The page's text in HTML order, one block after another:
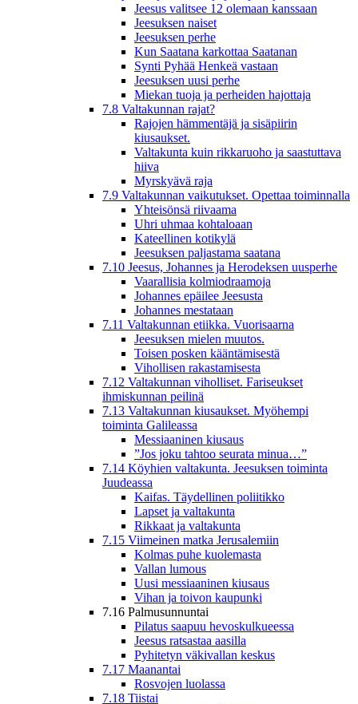
Jeesus valitsee 12 olemaan kanssaan
Jeesuksen naiset
Jeesuksen perhe
Kun Saatana karkottaa Saatanan
Synti Pyhää Henkeä vastaan
Jeesuksen uusi perhe
Miekan tuoja ja perheiden hajottaja
7.8 Valtakunnan rajat?
Rajojen hämmentäjä ja sisäpiirin
kiusaukset.
Valtakunta kuin rikkaruoho ja saastuttava
hiiva
Myrskyävä raja
7.9 Valtakunnan vaikutukset. Opettaa toiminnalla
Yhteisönsä riivaama
Uhri uhmaa kohtaloaan
Kateellinen kotikylä
Jeesuksen paljastama saatana
7.10 Jeesus, Johannes ja Herodeksen uusperhe
Vaarallisia kolmiodraamoja
Johannes epäilee Jeesusta
Johannes mestataan
7.11 Valtakunnan etiikka. Vuorisaarna
Jeesuksen mielen muutos.
Toisen posken kääntämisestä
Vihollisen rakastamisesta
7.12 Valtakunnan viholliset. Fariseukset
ihmiskunnan peilinä
7.13 Valtakunnan kiusaukset. Myöhempi
toiminta Galileassa
Messiaaninen kiusaus
”Jos joku tahtoo seurata minua…”
7.14 Köyhien valtakunta. Jeesuksen toiminta
Juudeassa
Kaifas. Täydellinen poliitikko
Lapset ja valtakunta
Rikkaat ja valtakunta
7.15 Viimeinen matka Jerusalemiin
Kolmas puhe kuolemasta
Vallan lumous
Uusi messiaaninen kiusaus
Vihan ja toivon kaupunki
7.16 Palmusunnuntai
Pilatus saapuu hevoskulkueessa
Jeesus ratsastaa aasilla
Pyhitetyn väkivallan keskus
7.17 Maanantai
Rosvojen luolassa
7.18 Tiistai